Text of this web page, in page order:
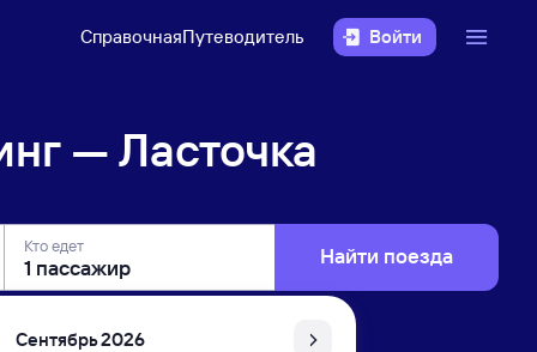
СправочнаяПутеводитель Войти
— Ласточка
Кто едет Найти поезда
Сентябрь 2026